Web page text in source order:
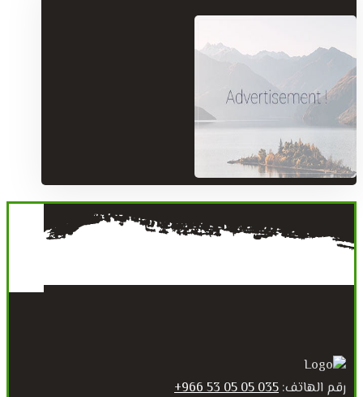
رقم الهاتف: 035 05 05 53 966+